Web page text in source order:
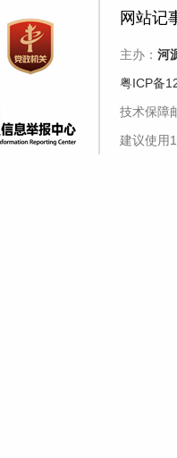
网站记
主办： 河
粤ICP备
技术保障
建议使